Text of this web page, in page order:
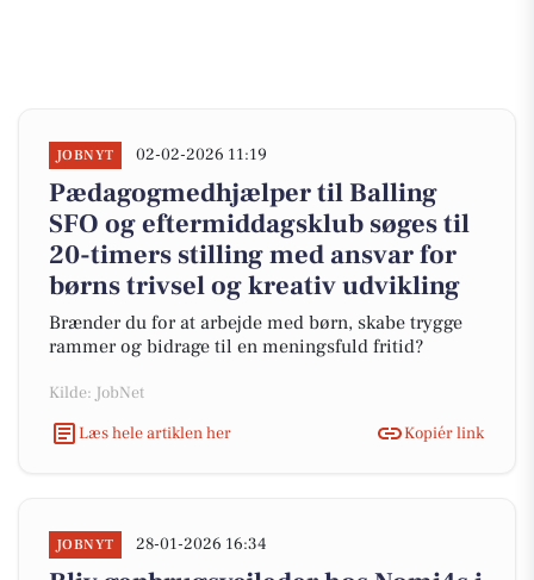
JOBNYT 02-02-2026 11:19
Pædagogmedhjælper til Balling
SFO og eftermiddagsklub søges til
20-timers stilling med ansvar for
børns trivsel og kreativ udvikling
Brænder du for at arbejde med børn, skabe trygge
rammer og bidrage til en meningsfuld fritid?
Kilde: JobNet
Læs hele artiklen her
Kopiér link
JOBNYT 28-01-2026 16:34